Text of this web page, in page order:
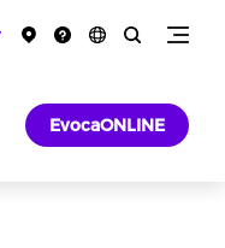
EvocaONLINE